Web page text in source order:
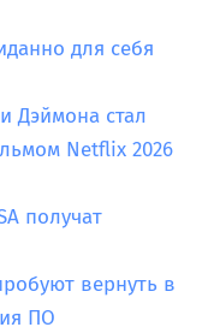
для себя
Дэймона стал
Netflix 2026
получат
вернуть в
ПО